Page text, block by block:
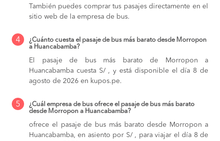
También puedes comprar tus pasajes directamente en el
sitio web de la empresa de bus.
4
¿Cuánto cuesta el pasaje de bus más barato desde Morropon
a Huancabamba?
El pasaje de bus más barato de Morropon a
Huancabamba cuesta S/ , y está disponible el día 8 de
agosto de 2026 en kupos.pe.
5
¿Cuál empresa de bus ofrece el pasaje de bus más barato
desde Morropon a Huancabamba?
ofrece el pasaje de bus más barato desde Morropon a
Huancabamba, en asiento por S/ , para viajar el día 8 de